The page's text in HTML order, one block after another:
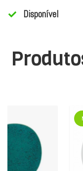
Disponível